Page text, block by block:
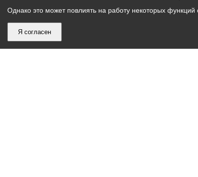
Однако это может повлиять на работу некоторых
Я согласен